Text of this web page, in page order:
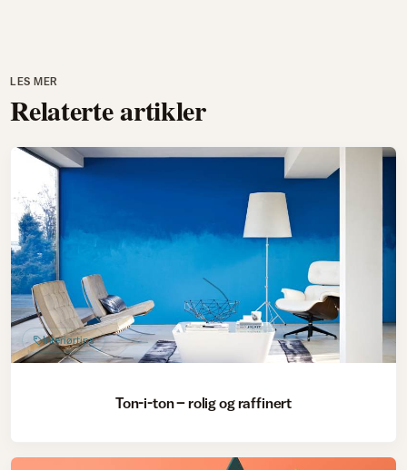
LES MER
Relaterte artikler
Interiørtips
Ton-i-ton – rolig og raffinert